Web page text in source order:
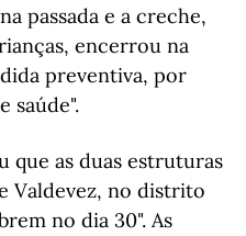
passada e a creche,
encerrou na
preventiva, por
saúde".
que as duas estruturas
Valdevez, no distrito
no dia 30". As